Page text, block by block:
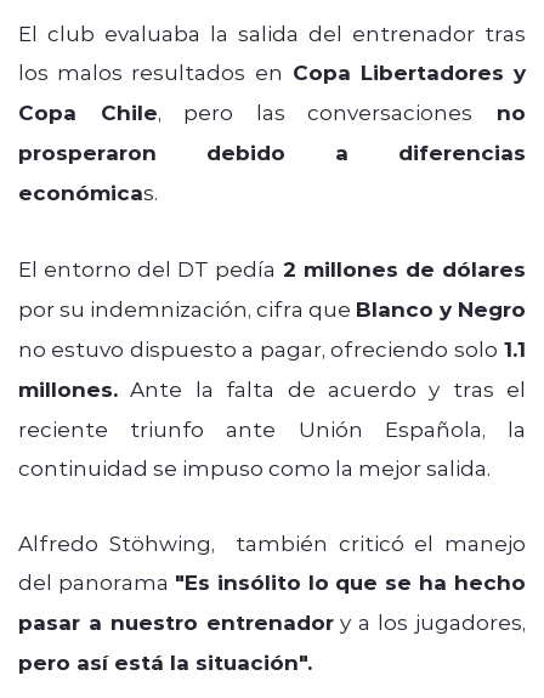
El club evaluaba la salida del entrenador tras
los malos resultados en Copa Libertadores y
Copa Chile, pero las conversaciones no
prosperaron debido a diferencias
económicas.
El entorno del DT pedía 2 millones de dólares
por su indemnización, cifra que Blanco y Negro
no estuvo dispuesto a pagar, ofreciendo solo 1.1
millones. Ante la falta de acuerdo y tras el
reciente triunfo ante Unión Española, la
continuidad se impuso como la mejor salida.
Alfredo Stöhwing, también criticó el manejo
del panorama "Es insólito lo que se ha hecho
pasar a nuestro entrenadory a los jugadores,
pero así está la situación".